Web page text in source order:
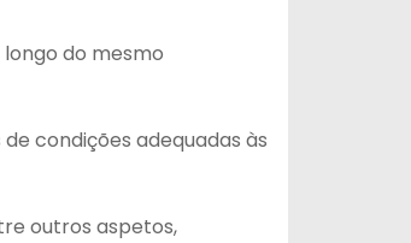
do mesmo
condições adequadas às
outros aspetos,